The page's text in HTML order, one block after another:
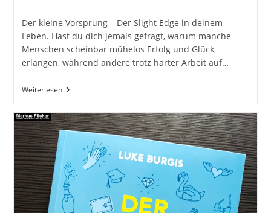
Der kleine Vorsprung – Der Slight Edge in deinem
Leben. Hast du dich jemals gefragt, warum manche
Menschen scheinbar mühelos Erfolg und Glück
erlangen, während andere trotz harter Arbeit auf…
WeiterlesenSlight
Edge:
Kleine
Vorsprung:
Kleine
Vorsprung
–
Wie
Man
Mit
Einfachen